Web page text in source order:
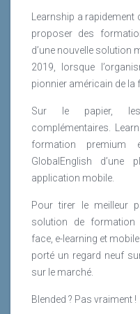
Learnship a
proposer des
d’une nouvelle solution
2019, lorsque
pionnier américain de la
Sur le papier,
complémentaires.
formation premium
GlobalEnglish d’une
application mobile.
Pour tirer le meilleur
solution de formation
face, e-learning et
porté un regard neuf
sur le marché.
Blended ? Pas vraiment !